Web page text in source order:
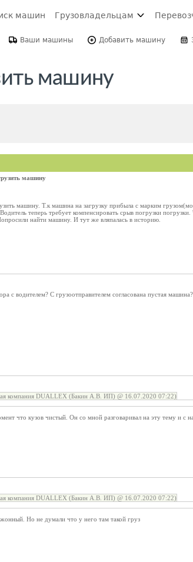
машин Грузовладельцам
Ваши машины Добавить машину
машину
машину
машину. Т.к машина на загрузку прибыла с марким
теперь требует компенсировать срыв погрузки погрузки.
найти машину. И тут же вляпалась в историю.
с водителем? С грузоотправителем согласована пустая машина?
компания DUALLEX (Бакин А.В. ИП) @ 16.07.2020 07:22)
что кузов чистый. Он со мной разговаривал на эту тему и с
компания DUALLEX (Бакин А.В. ИП) @ 16.07.2020 07:22)
Но не думали что у него там такой груз